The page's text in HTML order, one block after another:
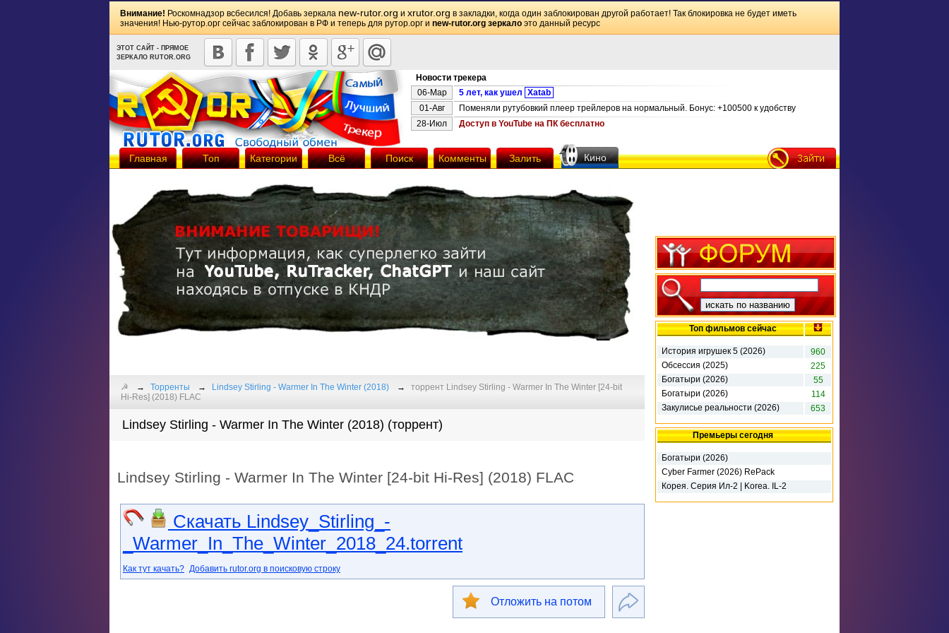
Внимание! Роскомнадзор всбесился! Добавь зеркала new-rutor.org и xrutor.org в закладки, когда один заблокирован другой работает! Так блокировка не будет иметь
значения! Нью-рутор.орг сейчас заблокирован в РФ и теперь для рутор.орг и new-rutor.org зеркало это данный ресурс
ЭТОТ САЙТ - ПРЯМОЕ
ЗЕРКАЛО RUTOR.ORG
Новости трекера
06-Мар
5 лет, как ушел Xatab
01-Авг
Поменяли рутубовкий плеер трейлеров на нормальный. Бонус: +100500 к удобству
28-Июл
Доступ в YouTube на ПК бесплатно
Главная Топ Категории Всё Поиск Комменты Залить Кино
☭ Торренты Lindsey Stirling - Warmer In The Winter (2018)
торрент Lindsey Stirling - Warmer In The Winter [24-bit
Hi-Res] (2018) FLAC
Lindsey Stirling - Warmer In The Winter (2018) (торрент)
Lindsey Stirling - Warmer In The Winter [24-bit Hi-Res] (2018) FLAC
Скачать Lindsey_Stirling_-
_Warmer_In_The_Winter_2018_24.torrent
Как тут качать? Добавить rutor.org в поисковую строку
Отложить на потом
Топ фильмов сейчас
История игрушек 5 (2026)
960
Обсессия (2025)
225
Богатыри (2026)
55
Богатыри (2026)
114
Закулисье реальности (2026)
653
Премьеры сегодня
Богатыри (2026)
Cyber Farmer (2026) RePack
Корея. Серия Ил-2 | Korea. IL-2